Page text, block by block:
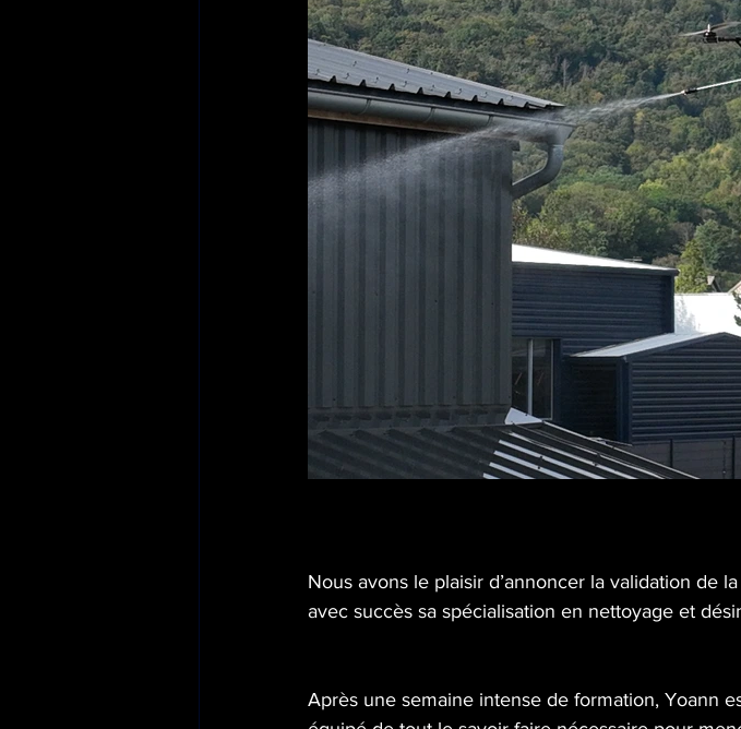
Nous avons le plaisir d’annoncer la validation de
avec succès sa spécialisation en nettoyage et
Après une semaine intense de formation, Yoann